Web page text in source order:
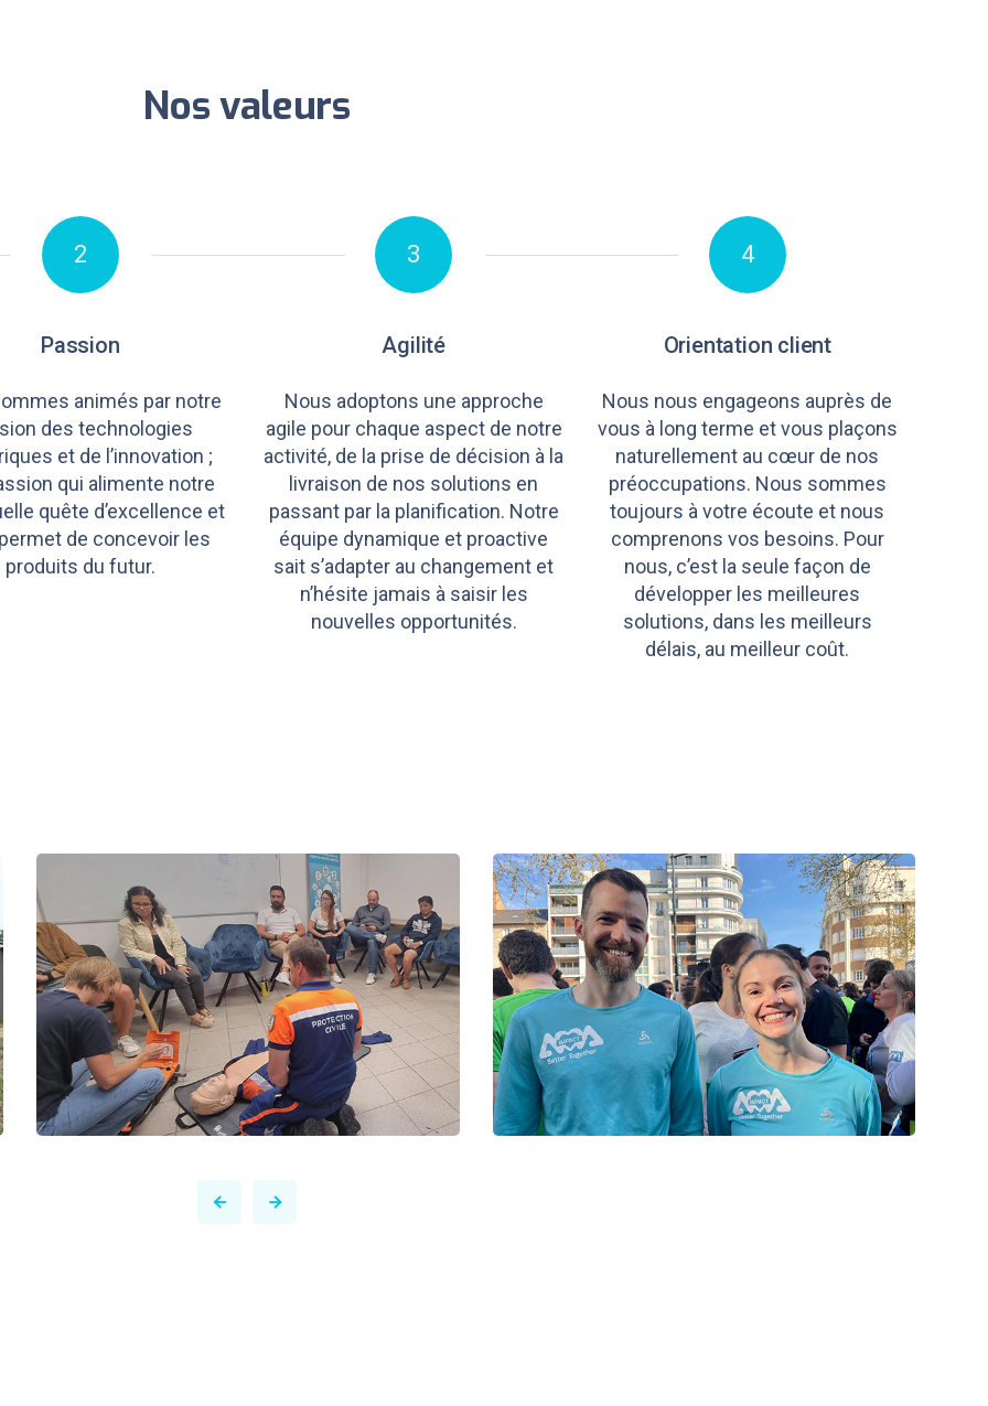
Nos valeurs
2
Passion
animés par notre
des technologies
et de l’innovation ;
qui alimente notre
quête d’excellence et
de concevoir les
produits du futur.
3
Agilité
Nous adoptons une approche
agile pour chaque aspect de notre
activité, de la prise de décision à la
livraison de nos solutions en
passant par la planification. Notre
équipe dynamique et proactive
sait s’adapter au changement et
n’hésite jamais à saisir les
nouvelles opportunités.
4
Orientation client
Nous nous engageons auprès de
vous à long terme et vous plaçons
naturellement au cœur de nos
préoccupations. Nous sommes
toujours à votre écoute et nous
comprenons vos besoins. Pour
nous, c’est la seule façon de
développer les meilleures
solutions, dans les meilleurs
délais, au meilleur coût.